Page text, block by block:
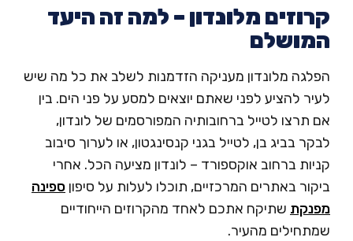
מלונדון – למה זה היעד
מלונדון מעניקה הזדמנות לשלב את כל מה שיש
להציע לפני שאתם יוצאים למסע על פני הים. בין
תרצו לטייל ברחובותיה המפורסמים של לונדון,
בביג בן, לטייל בגני קנסינגטון, או לערוך סיבוב
ברחוב אוקספורד – לונדון מציעה הכל. אחרי
באתרים המרכזיים, תוכלו לעלות על סיפוןספינה
שתיקח אתכם לאחד מהקרוזים הייחודיים
מהעיר.